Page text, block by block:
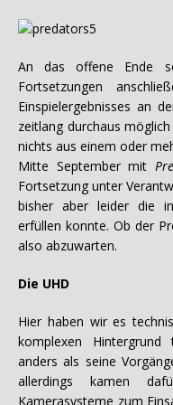
An das offene Ende
Fortsetzungen
Einspielergebnisses an
zeitlang durchaus
nichts aus einem oder
Mitte September mit
Fortsetzung unter
bisher aber leider die
erfüllen konnte. Ob der
also abzuwarten.
Die UHD
Hier haben wir es
komplexen
anders als seine
allerdings kamen
Kamerasysteme zum